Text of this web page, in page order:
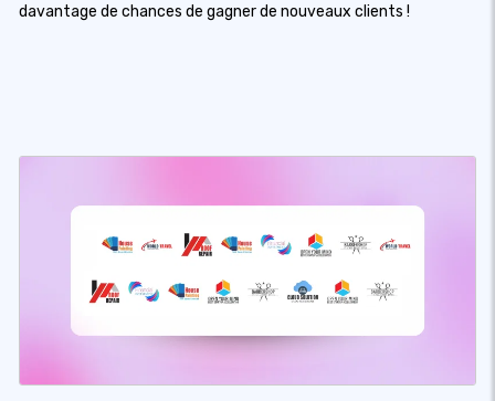
davantage de chances de gagner de nouveaux clients !